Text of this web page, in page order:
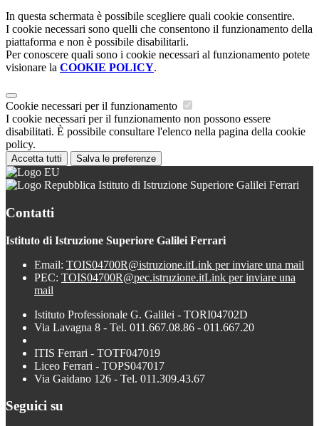
In questa schermata è possibile scegliere quali cookie consentire.
I cookie necessari sono quelli che consentono il funzionamento della
piattaforma e non è possibile disabilitarli.
Per conoscere quali sono i cookie necessari al funzionamento potete
visionare la COOKIE POLICY.
Cookie necessari per il funzionamento
I cookie necessari per il funzionamento non possono essere
disabilitati. È possibile consultare l'elenco nella pagina della cookie
policy.
Accetta tutti Salva le preferenze
Istituto di Istruzione Superiore Galilei Ferrari
Contatti
Istituto di Istruzione Superiore Galilei Ferrari
Email: TOIS04700R@istruzione.itLink per inviare una mail
PEC: TOIS04700R@pec.istruzione.itLink per inviare una
mail
Istituto Professionale G. Galilei - TORI04702D
Via Lavagna 8 - Tel. 011.667.08.86 - 011.667.20
ITIS Ferrari - TOTF047019
Liceo Ferrari - TOPS047017
Via Gaidano 126 - Tel. 011.309.43.67
Seguici su